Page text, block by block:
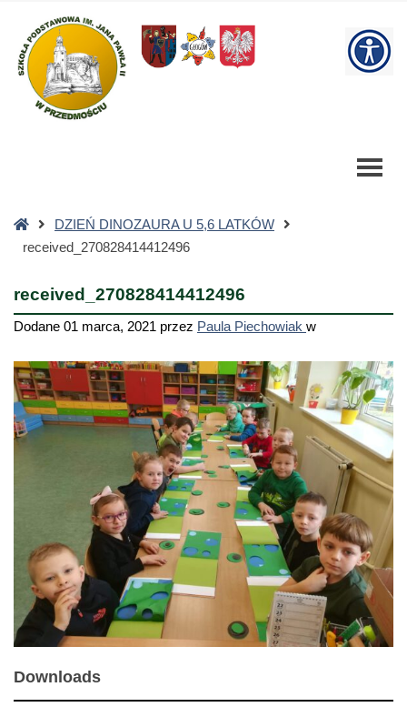
Szkoła
Podstawowa
Strona
główna
DZIEŃ DINOZAURA U 5,6 LATKÓW
received_270828414412496
received_270828414412496
Dodane 01 marca, 2021 przez Paula Piechowiak w
Downloads